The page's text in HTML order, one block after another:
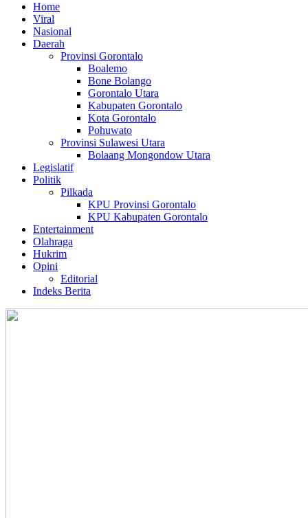
Home
Viral
Nasional
Daerah
Provinsi Gorontalo
Boalemo
Bone Bolango
Gorontalo Utara
Kabupaten Gorontalo
Kota Gorontalo
Pohuwato
Provinsi Sulawesi Utara
Bolaang Mongondow Utara
Legislatif
Politik
Pilkada
KPU Provinsi Gorontalo
KPU Kabupaten Gorontalo
Entertainment
Olahraga
Hukrim
Opini
Editorial
Indeks Berita